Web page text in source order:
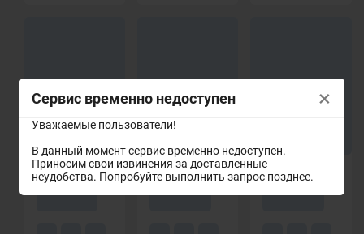
Сервис временно недоступен
Уважаемые пользователи!
В данный момент сервис временно недоступен.
Приносим свои извинения за доставленные
неудобства. Попробуйте выполнить запрос позднее.
×